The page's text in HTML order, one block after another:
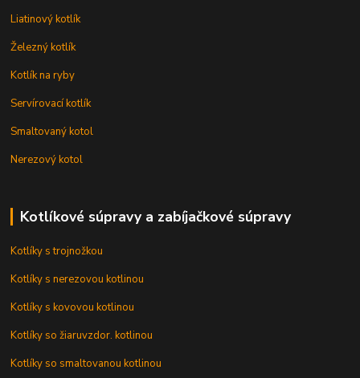
Liatinový kotlík
Železný kotlík
Kotlík na ryby
Servírovací kotlík
Smaltovaný kotol
Nerezový kotol
Kotlíkové súpravy a zabíjačkové súpravy
Kotlíky s trojnožkou
Kotlíky s nerezovou kotlinou
Kotlíky s kovovou kotlinou
Kotlíky so žiaruvzdor. kotlinou
Kotlíky so smaltovanou kotlinou